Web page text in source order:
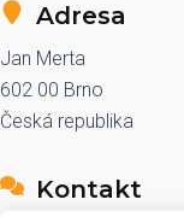
Adresa
Jan Merta
602 00 Brno
Česká republika
Kontakt